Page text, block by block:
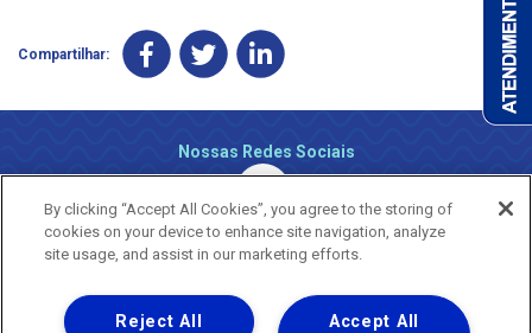
Compartilhar:
Nossas Redes Sociais
By clicking “Accept All Cookies”, you agree to the storing of
cookies on your device to enhance site navigation, analyze
site usage, and assist in our marketing efforts.
Accept All
Reject All